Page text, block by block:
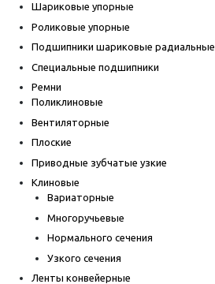
Шариковые упорные
Роликовые упорные
Подшипники шариковые радиальные
Специальные подшипники
Ремни
Поликлиновые
Вентиляторные
Плоские
Приводные зубчатые узкие
Клиновые
Вариаторные
Многоручьевые
Нормального сечения
Узкого сечения
Ленты конвейерные